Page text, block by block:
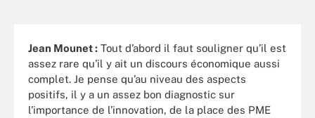
Jean Mounet : Tout d’abord il faut souligner qu’il est
assez rare qu’il y ait un discours économique aussi
complet. Je pense qu’au niveau des aspects
positifs, il y a un assez bon diagnostic sur
l’importance de l’innovation, de la place des PME